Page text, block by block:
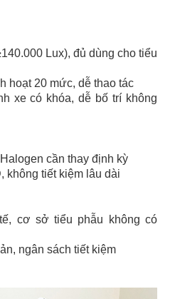
Lux), đủ dùng cho tiểu
hoạt 20 mức, dễ thao tác
xe có khóa, dễ bố trí không
cần thay định kỳ
không tiết kiệm lâu dài
cơ sở tiểu phẫu không có
ngân sách tiết kiệm